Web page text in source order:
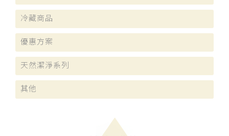
冷藏商品
優惠方案
天然潔淨系列
其他